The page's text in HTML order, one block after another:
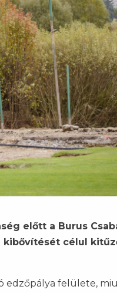
előtt a Burus
kibővítését célul
edzőpálya felülete,